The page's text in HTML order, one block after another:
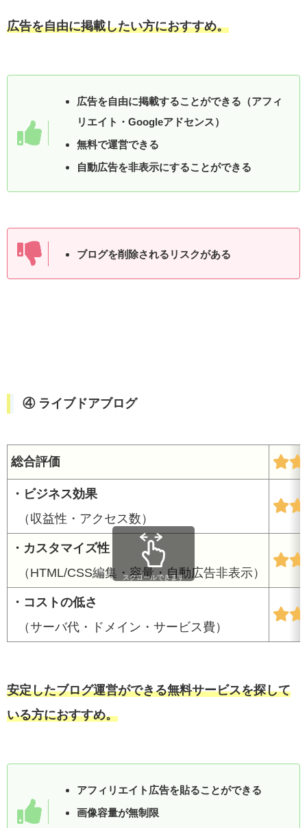
広告を自由に掲載したい方におすすめ。
広告を自由に掲載することができる（アフィ
リエイト・Googleアドセンス）
無料で運営できる
自動広告を非表示にすることができる
ブログを削除されるリスクがある
④ ライブドアブログ
総合評価
・ビジネス効果
（収益性・アクセス数）
・カスタマイズ性
（HTML/CSS編集・容量・自動広告非表示）
・コストの低さ
（サーバ代・ドメイン・サービス費）
スクロールできます
安定したブログ運営ができる無料サービスを探して
いる方におすすめ。
アフィリエイト広告を貼ることができる
画像容量が無制限